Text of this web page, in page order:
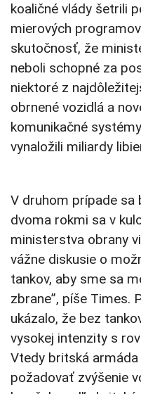
koaličné vlády šetrili
mierových
skutočnosť, že
neboli schopné za
niektoré z
obrnené vozidlá a
komunikačné
vynaložili miliardy
V druhom prípade sa
dvoma rokmi sa v
ministerstva obrany
vážne diskusie o
tankov, aby sme sa
zbrane”, píše Times.
ukázalo, že bez
vysokej intenzity s
Vtedy britská armáda
požadovať zvýšenie